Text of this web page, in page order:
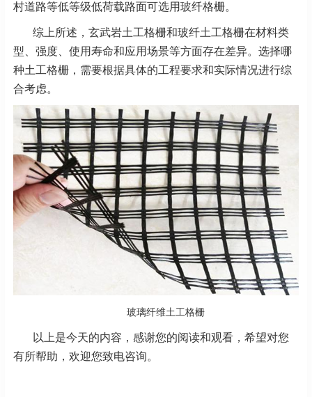
村道路等低等级低荷载路面可选用玻纤格栅。
综上所述，玄武岩土工格栅和玻纤土工格栅在材料类
型、强度、使用寿命和应用场景等方面存在差异。选择哪
种土工格栅，需要根据具体的工程要求和实际情况进行综
合考虑。
玻璃纤维土工格栅
以上是今天的内容，感谢您的阅读和观看，希望对您
有所帮助，欢迎您致电咨询。